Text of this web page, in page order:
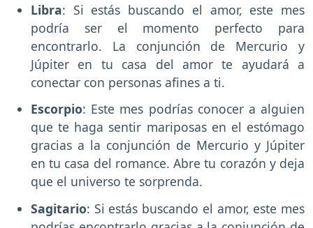
Libra: Si estás buscando el amor, este mes
podría ser el momento perfecto para
encontrarlo. La conjunción de Mercurio y
Júpiter en tu casa del amor te ayudará a
conectar con personas afines a ti.
Escorpio: Este mes podrías conocer a alguien
que te haga sentir mariposas en el estómago
gracias a la conjunción de Mercurio y Júpiter
en tu casa del romance. Abre tu corazón y deja
que el universo te sorprenda.
Sagitario: Si estás buscando el amor, este mes